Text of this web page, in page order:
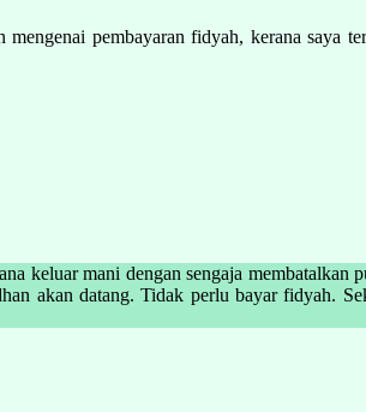
mengenai pembayaran fidyah, kerana
keluar mani dengan sengaja
akan datang. Tidak perlu bayar fidyah.